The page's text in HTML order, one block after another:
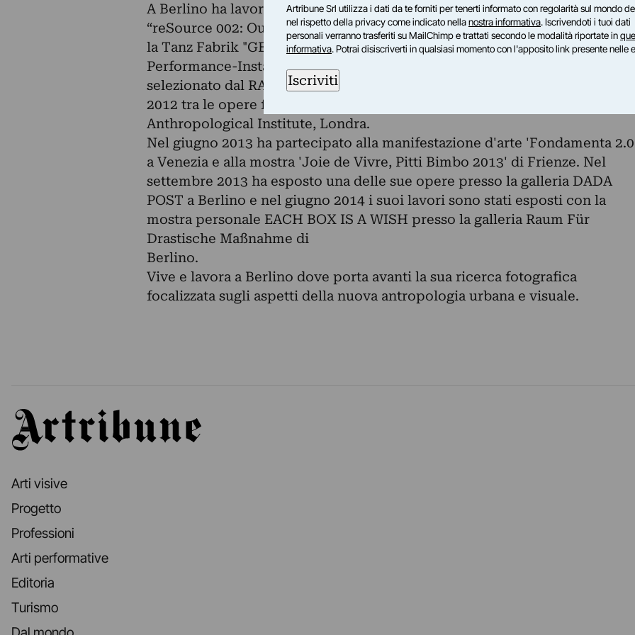
A Berlino ha lavorato per il festival Transmediale in occasione dell’evento
“reSource 002: Out of Place, Out of Time” e “reSource 006: Overflow”, per
la Tanz Fabrik "GEHEN TransAlpin gerade zurück in Berlin" Tanz‐
Performance‐Installation e perla galleria CORPO6. Il suo lavoro è stato
selezionato dal RAI’s International Body Canvas Photography Competition
2012 tra le opere finaliste per l’esibizione presso il The Royal
Anthropological Institute, Londra.
Nel giugno 2013 ha partecipato alla manifestazione d'arte 'Fondamenta
a Venezia e alla mostra 'Joie de Vivre, Pitti Bimbo 2013' di Frienze. Nel
settembre 2013 ha esposto una delle sue opere presso la galleria DADA
POST a Berlino e nel giugno 2014 i suoi lavori sono stati esposti con la
mostra personale EACH BOX IS A WISH presso la galleria Raum Für
Drastische Maßnahme di
Berlino.
Vive e lavora a Berlino dove porta avanti la sua ricerca fotografica
focalizzata sugli aspetti della nuova antropologia urbana e visuale.
Artribune
Arti visive
Progetto
Professioni
Arti performative
Editoria
Turismo
Artribune Srl utilizza i dati da te forniti per tenerti informato con regolarità sul mondo
nel rispetto della privacy come indicato nellanostra informativa. Iscrivendoti i tuoi dati
personali verranno trasferiti su MailChimp e trattati secondo le modalità riportate in
informativa. Potrai disiscriverti in qualsiasi momento con l'apposito link presente nelle
Iscriviti